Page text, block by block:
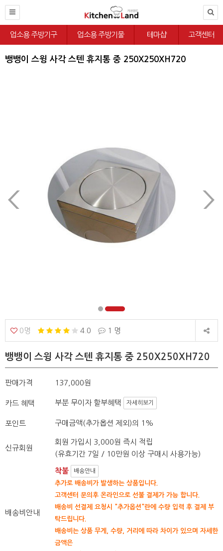
업소용 주방기구 업소용 주방기물 테마샵 고객센터
뱅뱅이 스윙 사각 스텐 휴지통 중 250X250XH720
0명 4.0 1 명
뱅뱅이 스윙 사각 스텐 휴지통 중 250X250XH720
판매가격 137,000원
카드 혜택 부분 무이자 할부혜택 자세히보기
포인트 구매금액(추가옵션 제외)의 1%
신규회원
회원 가입시 3,000원 즉시 적립
(유효기간 7일 / 10만원 이상 구매시 사용가능)
배송비안내
착불 배송안내
추가로 배송비가 발생하는 상품입니다.
고객센터 문의후 온라인으로 선불 결제가 가능 합니다.
배송비 선결제 요청시 "추가옵션"란에 수량 입력 후 결제 부
탁드립니다.
배송비는 상품 무게, 수량, 거리에 따라 차이가 있으며 자세한
금액은